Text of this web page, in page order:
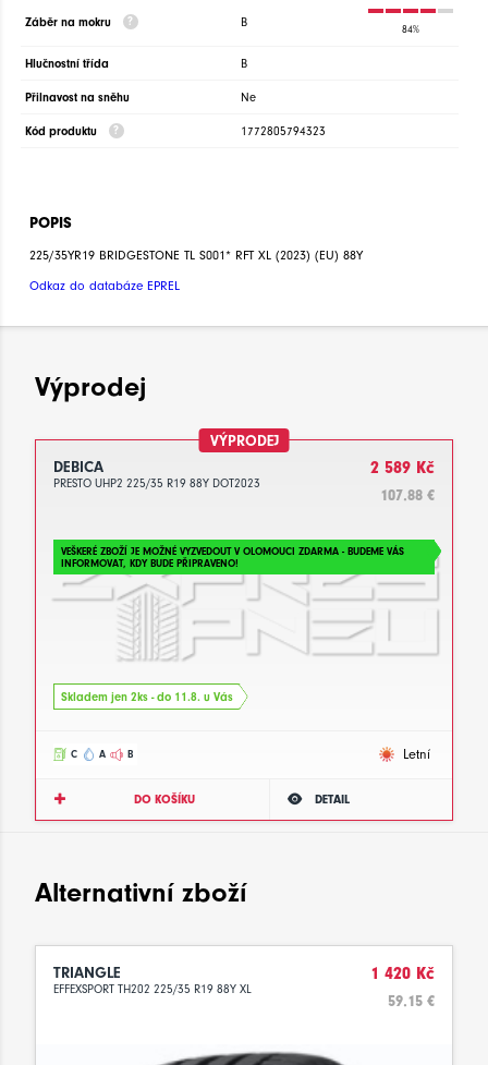
Záběr na mokru B
84%
Hlučnostní třída B
Přilnavost na sněhu Ne
Kód produktu 1772805794323
POPIS
225/35YR19 BRIDGESTONE TL S001* RFT XL (2023) (EU) 88Y
Odkaz do databáze EPREL
Výprodej
VÝPRODEJ
DEBICA
PRESTO UHP2 225/35 R19 88Y DOT2023
2 589 Kč
107.88 €
VEŠKERÉ ZBOŽÍ JE MOŽNÉ VYZVEDOUT V OLOMOUCI ZDARMA - BUDEME VÁS
INFORMOVAT, KDY BUDE PŘIPRAVENO!
Skladem jen 2ks - do 11.8. u Vás
C A B Letní
DO KOŠÍKU DETAIL
Alternativní zboží
TRIANGLE
EFFEXSPORT TH202 225/35 R19 88Y XL
1 420 Kč
59.15 €